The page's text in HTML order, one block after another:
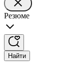
Резюме
Найти